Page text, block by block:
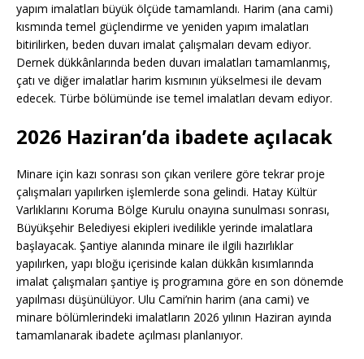
yapım imalatları büyük ölçüde tamamlandı. Harim (ana cami)
kısmında temel güçlendirme ve yeniden yapım imalatları
bitirilirken, beden duvarı imalat çalışmaları devam ediyor.
Dernek dükkânlarında beden duvarı imalatları tamamlanmış,
çatı ve diğer imalatlar harim kısmının yükselmesi ile devam
edecek. Türbe bölümünde ise temel imalatları devam ediyor.
2026 Haziran’da ibadete açılacak
Minare için kazı sonrası son çıkan verilere göre tekrar proje
çalışmaları yapılırken işlemlerde sona gelindi. Hatay Kültür
Varlıklarını Koruma Bölge Kurulu onayına sunulması sonrası,
Büyükşehir Belediyesi ekipleri ivedilikle yerinde imalatlara
başlayacak. Şantiye alanında minare ile ilgili hazırlıklar
yapılırken, yapı bloğu içerisinde kalan dükkân kısımlarında
imalat çalışmaları şantiye iş programına göre en son dönemde
yapılması düşünülüyor. Ulu Cami’nin harim (ana cami) ve
minare bölümlerindeki imalatların 2026 yılının Haziran ayında
tamamlanarak ibadete açılması planlanıyor.